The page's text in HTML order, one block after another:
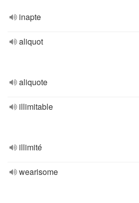
inapte
aliquot
aliquote
illimitable
illimité
wearisome